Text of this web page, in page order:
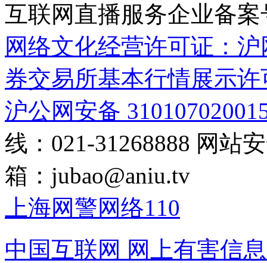
互联网直播服务企业备案
网络文化经营许可证：
券交易所基本行情展示许
沪公网安备
线：021-31268888 网站
箱： jubao@aniu.tv
上海网警网络110
中国互联网 网上有害信